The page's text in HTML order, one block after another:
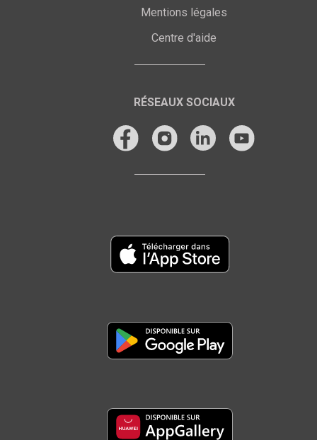
Mentions légales
Centre d'aide
RÉSEAUX SOCIAUX